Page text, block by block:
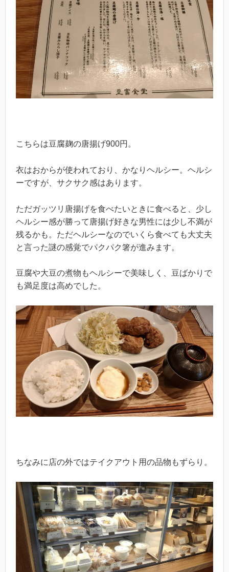
こちらは豆腐麹の唐揚げ900円。
衣はおからが使われており、かなりヘルシー。ヘルシ
ーですが、サクサク感はあります。
ただガッツリ唐揚げを食べたいときに食べると、少し
ヘルシー感が勝って唐揚げ好きな男性には少し不満が
残るかも。ただヘルシーなのでいくら食べても大丈夫
と言った謎の感覚でパクパク箸が進みます。
豆腐や大豆の煮物もヘルシーで美味しく、豆ばかりで
も満足度は高めでした。
ちなみに店の外ではテイクアウト用の品物もずらり。